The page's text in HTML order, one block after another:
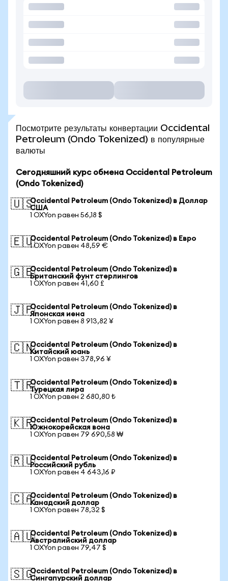
Посмотрите результаты конвертации Occidental
Petroleum (Ondo Tokenized) в популярные
валюты
Сегодняшний курс обмена Occidental Petroleum
(Ondo Tokenized)
🇺🇸Occidental Petroleum (Ondo Tokenized) в Доллар
США
1 OXYon равен 56,18 $
🇪🇺Occidental Petroleum (Ondo Tokenized) в Евро
1 OXYon равен 48,59 €
🇬🇧Occidental Petroleum (Ondo Tokenized) в
Британский фунт стерлингов
1 OXYon равен 41,60 £
🇯🇵Occidental Petroleum (Ondo Tokenized) в
Японская иена
1 OXYon равен 8 913,82 ¥
🇨🇳Occidental Petroleum (Ondo Tokenized) в
Китайский юань
1 OXYon равен 378,96 ¥
🇹🇷Occidental Petroleum (Ondo Tokenized) в
Турецкая лира
1 OXYon равен 2 680,80 ₺
🇰🇷Occidental Petroleum (Ondo Tokenized) в
Южнокорейская вона
1 OXYon равен 79 690,58 ₩
🇷🇺Occidental Petroleum (Ondo Tokenized) в
Российский рубль
1 OXYon равен 4 643,16 ₽
🇨🇦Occidental Petroleum (Ondo Tokenized) в
Канадский доллар
1 OXYon равен 78,32 $
🇦🇺Occidental Petroleum (Ondo Tokenized) в
Австралийский доллар
1 OXYon равен 79,47 $
🇸🇬Occidental Petroleum (Ondo Tokenized) в
Сингапурский доллар